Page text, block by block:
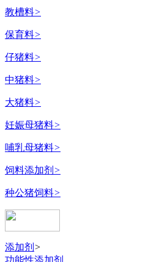
教槽料>
保育料>
仔猪料>
中猪料>
大猪料>
妊娠母猪料>
哺乳母猪料>
饲料添加剂 >
种公猪饲料>
添加剂 >
功能性添加剂